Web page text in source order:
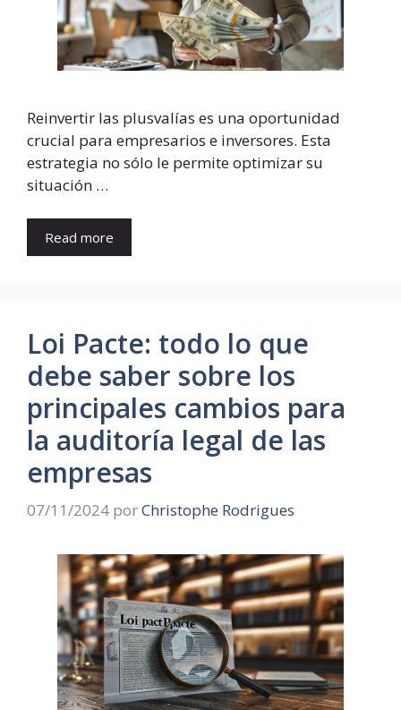
Reinvertir las plusvalías es una oportunidad
crucial para empresarios e inversores. Esta
estrategia no sólo le permite optimizar su
situación …
Read more
Loi Pacte: todo lo que
debe saber sobre los
principales cambios para
la auditoría legal de las
empresas
07/11/2024 porChristophe Rodrigues